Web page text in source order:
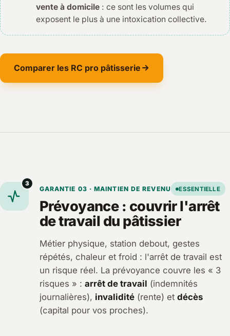
vente à domicile : ce sont les volumes qui
exposent le plus à une intoxication collective.
Comparer les RC pro pâtisserie
3
GARANTIE 03 · MAINTIEN DE REVENU ESSENTIELLE
Prévoyance : couvrir l'arrêt
de travail du pâtissier
Métier physique, station debout, gestes
répétés, chaleur et froid : l'arrêt de travail est
un risque réel. La prévoyance couvre les « 3
risques » : arrêt de travail (indemnités
journalières), invalidité(rente) et décès
(capital pour vos proches).